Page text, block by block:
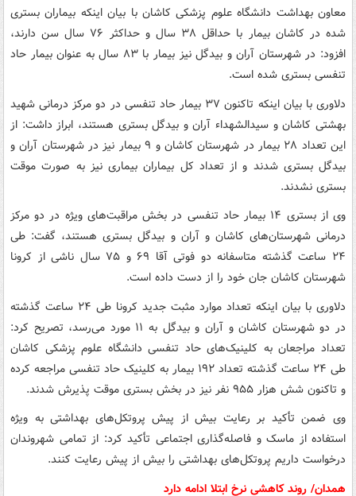
معاون بهداشت دانشگاه علوم پزشکی کاشان با بیان اینکه بیماران بستری
شده در کاشان بیمار با حداقل ۳۸ سال و حداکثر ۷۶ سال سن دارند،
افزود: در شهرستان آران و بیدگل نیز بیمار با ۸۳ سال به عنوان بیمار حاد
تنفسی بستری شده است.
دلاوری با بیان اینکه تاکنون ۳۷ بیمار حاد تنفسی در دو مرکز درمانی شهید
بهشتی کاشان و سیدالشهداء آران و بیدگل بستری هستند، ابراز داشت: از
این تعداد ۲۸ بیمار در شهرستان کاشان و ۹ بیمار نیز در شهرستان آران و
بیدگل بستری شدند و از تعداد کل بیماران بیماری نیز به صورت موقت
بستری نشدند.
وی از بستری ۱۴ بیمار حاد تنفسی در بخش مراقبت‌های ویژه در دو مرکز
درمانی شهرستان‌های کاشان و آران و بیدگل بستری هستند، گفت: طی
۲۴ ساعت گذشته متاسفانه دو فوتی آقا ۶۹ و ۷۵ سال ناشی از کرونا
شهرستان کاشان جان خود را از دست داده است.
دلاوری با بیان اینکه تعداد موارد مثبت جدید کرونا طی ۲۴ ساعت گذشته
در دو شهرستان کاشان و آران و بیدگل به ۱۱ مورد می‌رسد، تصریح کرد:
تعداد مراجعان به کلینیک‌های حاد تنفسی دانشگاه علوم پزشکی کاشان
طی ۲۴ ساعت گذشته تعداد ۱۹۲ بیمار به کلینیک حاد تنفسی مراجعه کرده
و تاکنون شش هزار ۹۵۵ نفر نیز در بخش بستری موقت پذیرش شدند.
وی ضمن تأکید بر رعایت بیش از پیش پروتکل‌های بهداشتی به ویژه
استفاده از ماسک و فاصله‌گذاری اجتماعی تأکید کرد: از تمامی شهروندان
درخواست داریم پروتکل‌های بهداشتی را بیش از پیش رعایت کنند.
همدان/ روند کاهشی نرخ ابتلا ادامه دارد